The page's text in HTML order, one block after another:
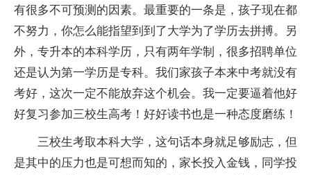
有很多不可预测的因素。最重要的一条是，孩子现在都
不努力，你怎么能指望到到了大学为了学历去拼搏。另
外，专升本的本科学历，只有两年学制，很多招聘单位
还是认为第一学历是专科。我们家孩子本来中考就没有
考好，这次一定不能放弃这个机会。我一定要逼着他好
好复习参加三校生高考！好好读书也是一种态度磨练！
三校生考取本科大学，这句话本身就足够励志，但
是其中的压力也是可想而知的，家长投入金钱，同学投